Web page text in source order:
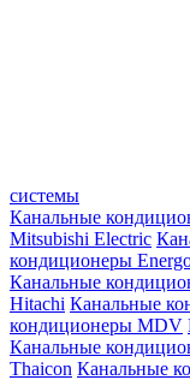
системы
Канальные
Mitsubishi Electric
кондиционеры
Канальные
Hitachi Канальные
кондиционеры MDV
Канальные
Thaicon Канальные